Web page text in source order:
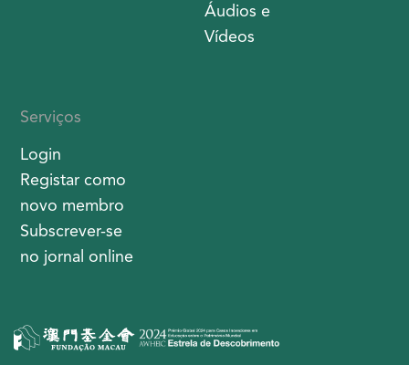
Áudios e
Vídeos
Serviços
Login
Registar como
novo membro
Subscrever-se
no jornal online